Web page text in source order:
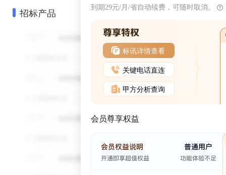
招标产品 到期29元/月/省自动续费，可随时取消。
标讯详情查看
关键电话直连
甲方分析查询
会员尊享权益